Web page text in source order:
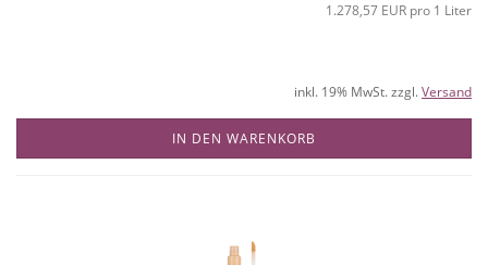
1.278,57 EUR pro 1 Liter
inkl. 19% MwSt. zzgl.Versand
IN DEN WARENKORB